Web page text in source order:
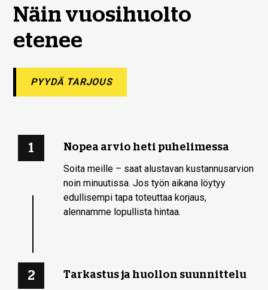
Näin vuosihuolto
etenee
PYYDÄ TARJOUS
1 Nopea arvio heti puhelimessa
Soita meille – saat alustavan kustannusarvion
noin minuutissa. Jos työn aikana löytyy
edullisempi tapa toteuttaa korjaus,
alennamme lopullista hintaa.
2 Tarkastus ja huollon suunnittelu